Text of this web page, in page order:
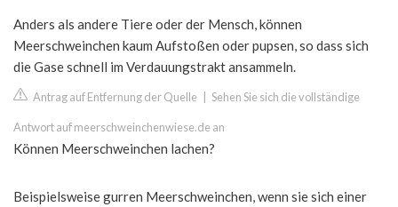
Anders als andere Tiere oder der Mensch, können
Meerschweinchen kaum Aufstoßen oder pupsen, so dass sich
die Gase schnell im Verdauungstrakt ansammeln.
Antrag auf Entfernung der Quelle Sehen Sie sich die vollständige
Antwort auf meerschweinchenwiese.de an
Können Meerschweinchen lachen?
Beispielsweise gurren Meerschweinchen, wenn sie sich einer